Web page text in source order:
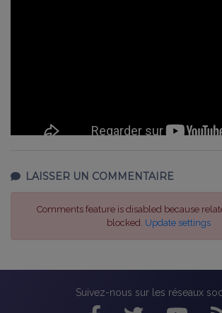
LAISSER UN COMMENTAIRE
Comments feature is disabled because
blocked. Update settings
Suivez-nous sur les réseaux